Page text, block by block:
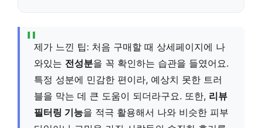
제가 느낀 팁: 처음 구매할 때 상세페이지에 나
와있는 전성분을 꼭 확인하는 습관을 들였어요.
특정 성분에 민감한 편이라, 예상치 못한 트러
블을 막는 데 큰 도움이 되더라구요. 또한, 리뷰
필터링 기능을 적극 활용해서 나와 비슷한 피부